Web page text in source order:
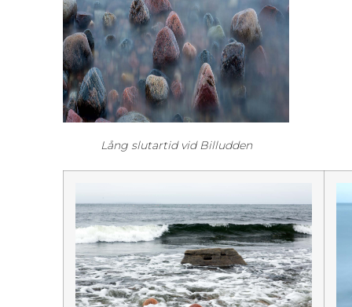
Lång slutartid vid Billudden